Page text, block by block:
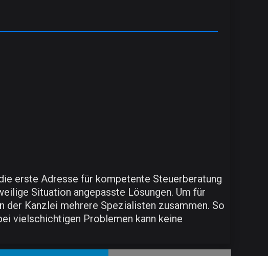
erste Adresse für kompetente Steuerberatung
Situation angepasste Lösungen. Um für
Kanzlei mehrere Spezialisten zusammen. So
vielschichtigen Problemen kann keine